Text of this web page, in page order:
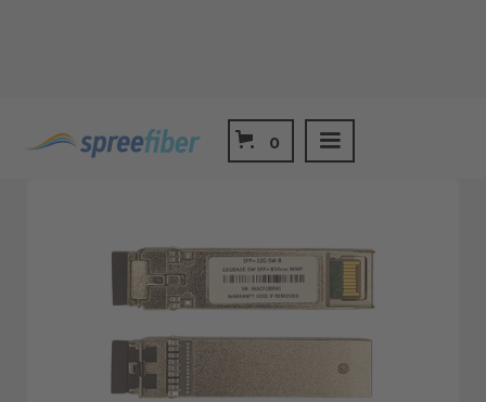
0
SFP+ 16/32G FC
SFP+ 32Gbs FC SW